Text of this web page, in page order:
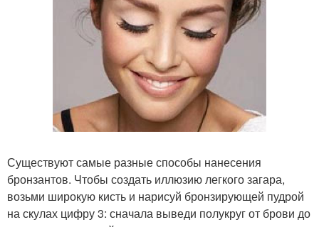
Существуют самые разные способы нанесения
бронзантов. Чтобы создать иллюзию легкого загара,
возьми широкую кисть и нарисуй бронзирующей пудрой
на скулах цифру 3: сначала выведи полукруг от брови до